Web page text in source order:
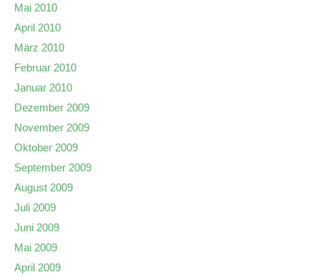
Mai 2010
April 2010
März 2010
Februar 2010
Januar 2010
Dezember 2009
November 2009
Oktober 2009
September 2009
August 2009
Juli 2009
Juni 2009
Mai 2009
April 2009